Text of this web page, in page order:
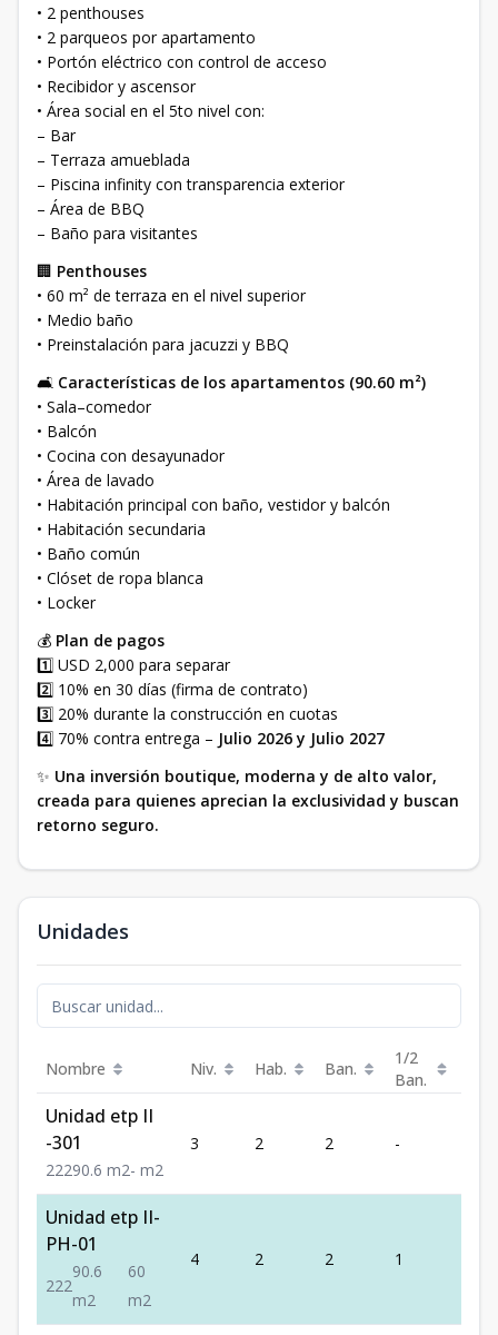
• 2 penthouses
• 2 parqueos por apartamento
• Portón eléctrico con control de acceso
• Recibidor y ascensor
• Área social en el 5to nivel con:
– Bar
– Terraza amueblada
– Piscina infinity con transparencia exterior
– Área de BBQ
– Baño para visitantes
🏢 Penthouses
• 60 m² de terraza en el nivel superior
• Medio baño
• Preinstalación para jacuzzi y BBQ
🛋️ Características de los apartamentos (90.60 m²)
• Sala–comedor
• Balcón
• Cocina con desayunador
• Área de lavado
• Habitación principal con baño, vestidor y balcón
• Habitación secundaria
• Baño común
• Clóset de ropa blanca
• Locker
💰 Plan de pagos
1️⃣ USD 2,000 para separar
2️⃣ 10% en 30 días (firma de contrato)
3️⃣ 20% durante la construcción en cuotas
4️⃣ 70% contra entrega – Julio 2026 y Julio 2027
✨ Una inversión boutique, moderna y de alto valor,
creada para quienes aprecian la exclusividad y buscan
retorno seguro.
Unidades
Nombre Niv. Hab. Ban.
1/2
Ban.
Unidad etp II
-301
22290.6 m2- m2
3 2 2 -
Unidad etp II-
PH-01
222
90.6
m2
60
m2
4 2 2 1